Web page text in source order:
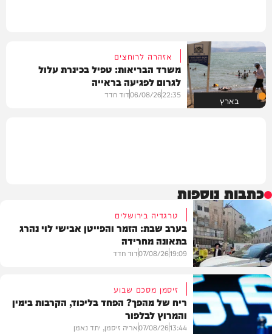
בארץ
אזהרה לרוחצים
משרד הבריאות: טפיל בכינרת עלול
לגרום לפגיעה בראייה
22:35
06/08/26דוד חדד
כתבות נוספות
בארץ
טרגדיה בירושלים
בערב שבת: הזמר והפייטן אבישי לוי נהרג
בתאונה מחרידה
19:09
07/08/26דוד חדד
זיסמן מסכם שבוע
ריח של מהפך? הפחד בליכוד, הקרבות בימין
והמרוץ לבלפור
13:44
07/08/26אריה זיסמן, יתד נאמן